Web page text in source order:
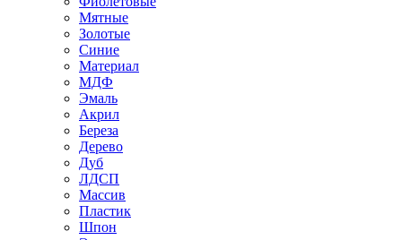
Мятные
Золотые
Синие
Материал
МДФ
Эмаль
Акрил
Береза
Дерево
Дуб
ЛДСП
Массив
Пластик
Шпон